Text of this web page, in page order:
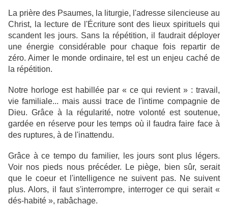
La prière des Psaumes, la liturgie, l'adresse silencieuse au
Christ, la lecture de l'Écriture sont des lieux spirituels qui
scandent les jours. Sans la répétition, il faudrait déployer
une énergie considérable pour chaque fois repartir de
zéro. Aimer le monde ordinaire, tel est un enjeu caché de
la répétition.
Notre horloge est habillée par « ce qui revient » : travail,
vie familiale... mais aussi trace de l'intime compagnie de
Dieu. Grâce à la régularité, notre volonté est soutenue,
gardée en réserve pour les temps où il faudra faire face à
des ruptures, à de l'inattendu.
Grâce à ce tempo du familier, les jours sont plus légers.
Voir nos pieds nous précéder. Le piège, bien sûr, serait
que le coeur et l'intelligence ne suivent pas. Ne suivent
plus. Alors, il faut s'interrompre, interroger ce qui serait «
dés-habité », rabâchage.